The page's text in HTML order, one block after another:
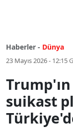
Haberler - Dünya
23 Mayıs 2026 - 12:15
suikast